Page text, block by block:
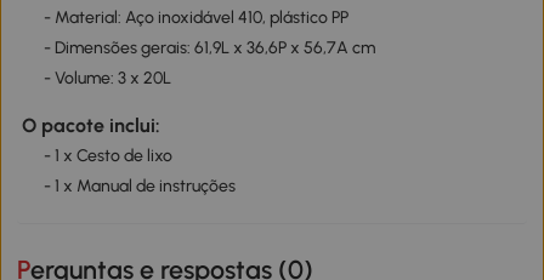
- Material: Aço inoxidável 410, plástico PP
- Dimensões gerais: 61,9L x 36,6P x 56,7A cm
- Volume: 3 x 20L
O pacote inclui:
- 1 x Cesto de lixo
- 1 x Manual de instruções
Perguntas e respostas (0)